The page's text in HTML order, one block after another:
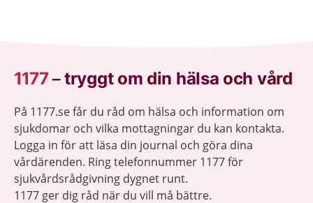
1177–tryggt om din hälsa och vård
På 1177.se får du råd om hälsa och information om
sjukdomar och vilka mottagningar du kan kontakta.
Logga in för att läsa din journal och göra dina
vårdärenden. Ring telefonnummer 1177 för
sjukvårdsrådgivning dygnet runt.
1177 ger dig råd när du vill må bättre.